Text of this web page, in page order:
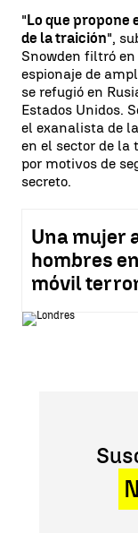
"Lo que propone
de la traición",
Snowden filtró
espionaje de
se refugió en
Estados Unidos.
el exanalista de
en el sector de la
por motivos de
secreto.
Una mujer
hombres
móvil